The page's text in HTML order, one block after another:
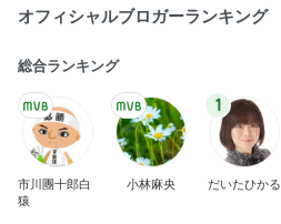
オフィシャルブロガーランキング
総合ランキング
市川團十郎白
猿
小林麻央
1
だいたひかる